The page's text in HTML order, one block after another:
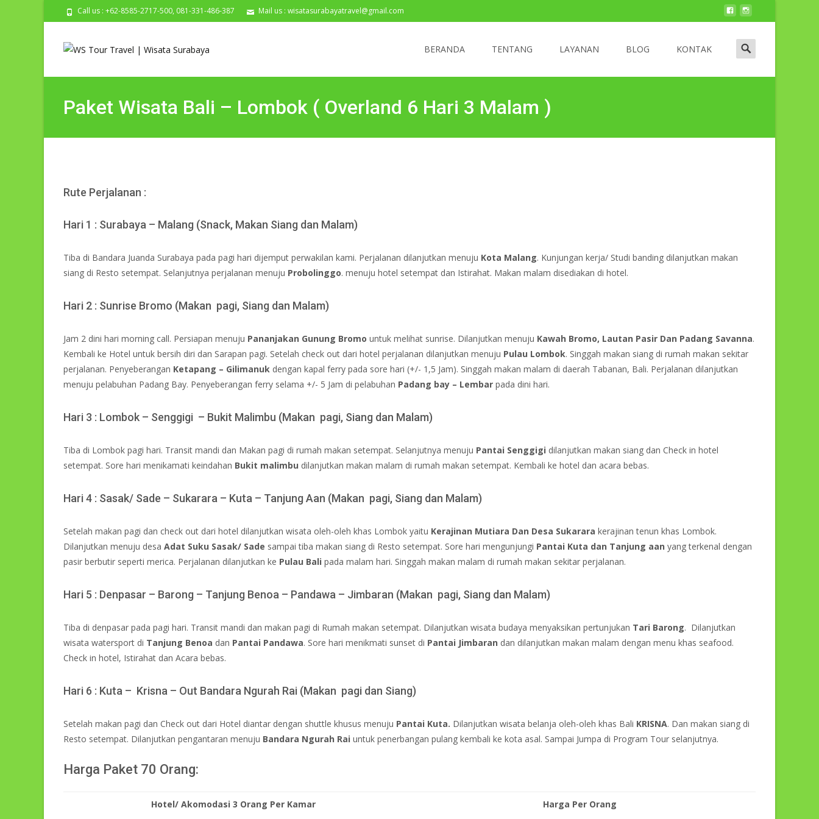
Call us : +62-8585-2717-500, 081-331-486-387 Mail us : wisatasurabayatravel@gmail.com
BERANDA TENTANG LAYANAN BLOG KONTAK
Paket Wisata Bali – Lombok ( Overland 6 Hari 3 Malam )
Rute Perjalanan :
Hari 1 : Surabaya – Malang (Snack, Makan Siang dan Malam)
Tiba di Bandara Juanda Surabaya pada pagi hari dijemput perwakilan kami. Perjalanan dilanjutkan menuju Kota Malang. Kunjungan kerja/ Studi banding dilanjutkan makan
siang di Resto setempat. Selanjutnya perjalanan menuju Probolinggo. menuju hotel setempat dan Istirahat. Makan malam disediakan di hotel.
Hari 2 : Sunrise Bromo (Makan pagi, Siang dan Malam)
Jam 2 dini hari morning call. Persiapan menuju Pananjakan Gunung Bromo untuk melihat sunrise. Dilanjutkan menuju Kawah Bromo, Lautan Pasir Dan Padang Savanna.
Kembali ke Hotel untuk bersih diri dan Sarapan pagi. Setelah check out dari hotel perjalanan dilanjutkan menuju Pulau Lombok. Singgah makan siang di rumah makan sekitar
perjalanan. Penyeberangan Ketapang – Gilimanuk dengan kapal ferry pada sore hari (+/- 1,5 Jam). Singgah makan malam di daerah Tabanan, Bali. Perjalanan dilanjutkan
menuju pelabuhan Padang Bay. Penyeberangan ferry selama +/- 5 Jam di pelabuhan Padang bay – Lembar pada dini hari.
Hari 3 : Lombok – Senggigi – Bukit Malimbu (Makan pagi, Siang dan Malam)
Tiba di Lombok pagi hari. Transit mandi dan Makan pagi di rumah makan setempat. Selanjutnya menuju Pantai Senggigi dilanjutkan makan siang dan Check in hotel
setempat. Sore hari menikamati keindahan Bukit malimbu dilanjutkan makan malam di rumah makan setempat. Kembali ke hotel dan acara bebas.
Hari 4 : Sasak/ Sade – Sukarara – Kuta – Tanjung Aan (Makan pagi, Siang dan Malam)
Setelah makan pagi dan check out dari hotel dilanjutkan wisata oleh-oleh khas Lombok yaitu Kerajinan Mutiara Dan Desa Sukarara kerajinan tenun khas Lombok.
Dilanjutkan menuju desa Adat Suku Sasak/ Sade sampai tiba makan siang di Resto setempat. Sore hari mengunjungi Pantai Kuta dan Tanjung aan yang terkenal dengan
pasir berbutir seperti merica. Perjalanan dilanjutkan ke Pulau Bali pada malam hari. Singgah makan malam di rumah makan sekitar perjalanan.
Hari 5 : Denpasar – Barong – Tanjung Benoa – Pandawa – Jimbaran (Makan pagi, Siang dan Malam)
Tiba di denpasar pada pagi hari. Transit mandi dan makan pagi di Rumah makan setempat. Dilanjutkan wisata budaya menyaksikan pertunjukan Tari Barong. Dilanjutkan
wisata watersport di Tanjung Benoa dan Pantai Pandawa. Sore hari menikmati sunset di Pantai Jimbaran dan dilanjutkan makan malam dengan menu khas seafood.
Check in hotel, Istirahat dan Acara bebas.
Hari 6 : Kuta – Krisna – Out Bandara Ngurah Rai (Makan pagi dan Siang)
Setelah makan pagi dan Check out dari Hotel diantar dengan shuttle khusus menuju Pantai Kuta. Dilanjutkan wisata belanja oleh-oleh khas Bali KRISNA. Dan makan siang di
Resto setempat. Dilanjutkan pengantaran menuju Bandara Ngurah Rai untuk penerbangan pulang kembali ke kota asal. Sampai Jumpa di Program Tour selanjutnya.
Harga Paket 70 Orang:
Hotel/ Akomodasi 3 Orang Per Kamar Harga Per Orang